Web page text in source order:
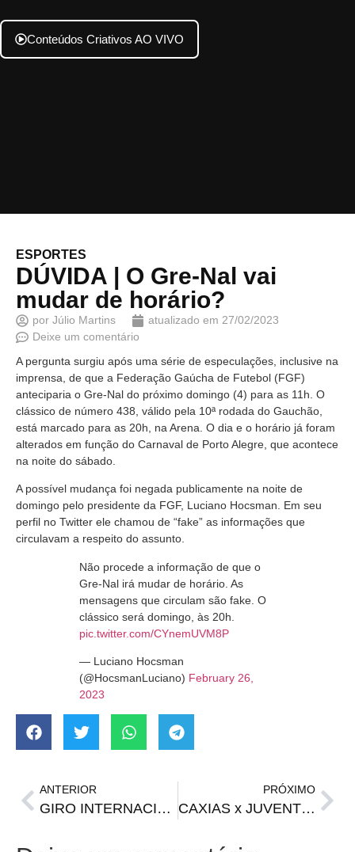
Conteúdos Criativos AO VIVO
ESPORTES
DÚVIDA | O Gre-Nal vai
mudar de horário?
por Júlio Martins atualizado em 27/02/2023
Deixe um comentário
A pergunta surgiu após uma série de especulações, inclusive na
imprensa, de que a Federação Gaúcha de Futebol (FGF)
anteciparia o Gre-Nal do próximo domingo (4) para as 11h. O
clássico de número 438, válido pela 10ª rodada do Gauchão,
está marcado para as 20h, na Arena. O dia e o horário já foram
alterados em função do Carnaval de Porto Alegre, que acontece
na noite do sábado.
A possível mudança foi negada publicamente na noite de
domingo pelo presidente da FGF, Luciano Hocsman. Em seu
perfil no Twitter ele chamou de “fake” as informações que
circulavam a respeito do assunto.
Não procede a informação de que o
Gre-Nal irá mudar de horário. As
mensagens que circulam são fake. O
clássico será domingo, às 20h.
pic.twitter.com/CYnemUVM8P
— Luciano Hocsman
(@HocsmanLuciano) February 26,
2023
ANTERIOR
GIRO INTERNACIONAL | PSG líder absoluto, Barça tropeça e mais
PRÓXIMO
CAXIAS x JUVENTUDE | onde assistir, escalações, horário e arbitragem